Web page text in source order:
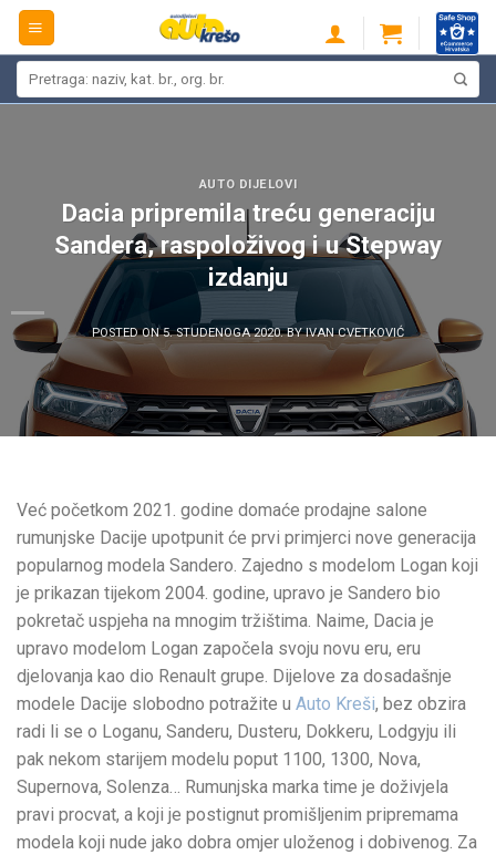
Skip
content
AUTO DIJELOVI
Dacia pripremila treću generaciju
Sandera, raspoloživog i u Stepway
izdanju
POSTED ON5. STUDENOGA 2020. BYIVAN CVETKOVIĆ
Već početkom 2021. godine domaće prodajne salone
rumunjske Dacije upotpunit će prvi primjerci nove generacija
popularnog modela Sandero. Zajedno s modelom Logan koji
je prikazan tijekom 2004. godine, upravo je Sandero bio
pokretač uspjeha na mnogim tržištima. Naime, Dacia je
upravo modelom Logan započela svoju novu eru, eru
djelovanja kao dio Renault grupe. Dijelove za dosadašnje
modele Dacije slobodno potražite u Auto Kreši, bez obzira
radi li se o Loganu, Sanderu, Dusteru, Dokkeru, Lodgyju ili
pak nekom starijem modelu poput 1100, 1300, Nova,
Supernova, Solenza… Rumunjska marka time je doživjela
pravi procvat, a koji je postignut promišljenim pripremama
modela koji nude jako dobra omjer uloženog i dobivenog. Za